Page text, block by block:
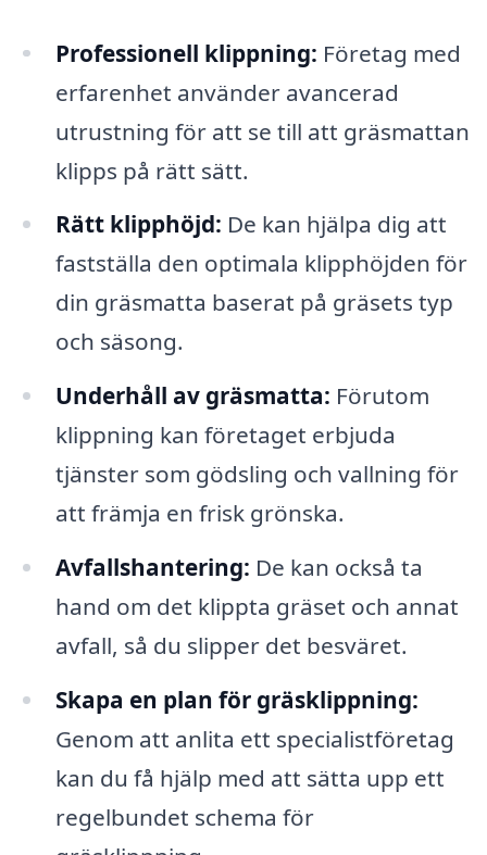
Professionell klippning: Företag med
erfarenhet använder avancerad
utrustning för att se till att gräsmattan
klipps på rätt sätt.
Rätt klipphöjd: De kan hjälpa dig att
fastställa den optimala klipphöjden för
din gräsmatta baserat på gräsets typ
och säsong.
Underhåll av gräsmatta: Förutom
klippning kan företaget erbjuda
tjänster som gödsling och vallning för
att främja en frisk grönska.
Avfallshantering: De kan också ta
hand om det klippta gräset och annat
avfall, så du slipper det besväret.
Skapa en plan för gräsklippning:
Genom att anlita ett specialistföretag
kan du få hjälp med att sätta upp ett
regelbundet schema för